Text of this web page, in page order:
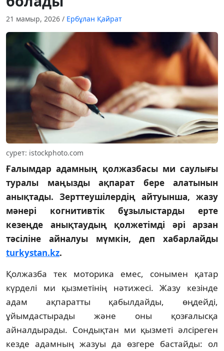
21 мамыр, 2026 / Ербұлан Қайрат
сурет: istockphoto.com
Ғалымдар адамның қолжазбасы ми саулығы
туралы маңызды ақпарат бере алатынын
анықтады. Зерттеушілердің айтуынша, жазу
мәнері когнитивтік бұзылыстарды ерте
кезеңде анықтаудың қолжетімді әрі арзан
тәсіліне айналуы мүмкін, деп хабарлайды
turkystan.kz.
Қолжазба тек моторика емес, сонымен қатар
күрделі ми қызметінің нәтижесі. Жазу кезінде
адам ақпаратты қабылдайды, өңдейді,
ұйымдастырады және оны қозғалысқа
айналдырады. Сондықтан ми қызметі әлсіреген
кезде адамның жазуы да өзгере бастайды: ол